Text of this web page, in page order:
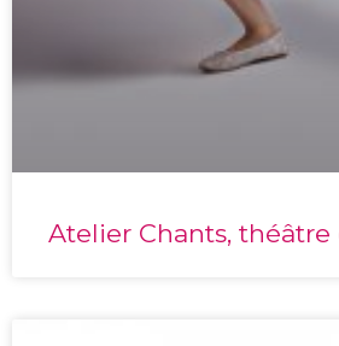
Atelier Chants, théâtre